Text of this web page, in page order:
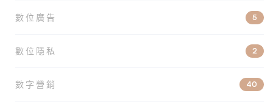
數位廣告 5
數位隱私 2
數字營銷 40